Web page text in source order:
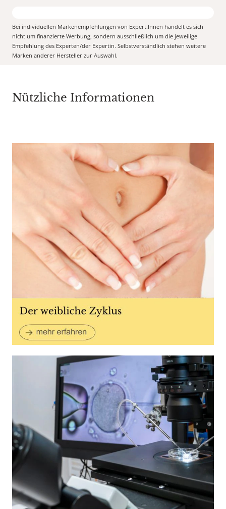
Bei individuellen Markenempfehlungen von Expert:Innen handelt es sich
nicht um finanzierte Werbung, sondern ausschließlich um die jeweilige
Empfehlung des Experten/der Expertin. Selbstverständlich stehen weitere
Marken anderer Hersteller zur Auswahl.
Nützliche Informationen